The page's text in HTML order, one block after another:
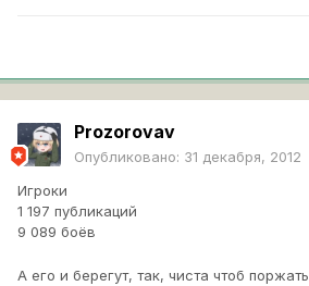
Prozorovav
Опубликовано: 31 декабря, 2012
Игроки
1 197 публикаций
9 089 боёв
А его и берегут, так, чиста чтоб поржать